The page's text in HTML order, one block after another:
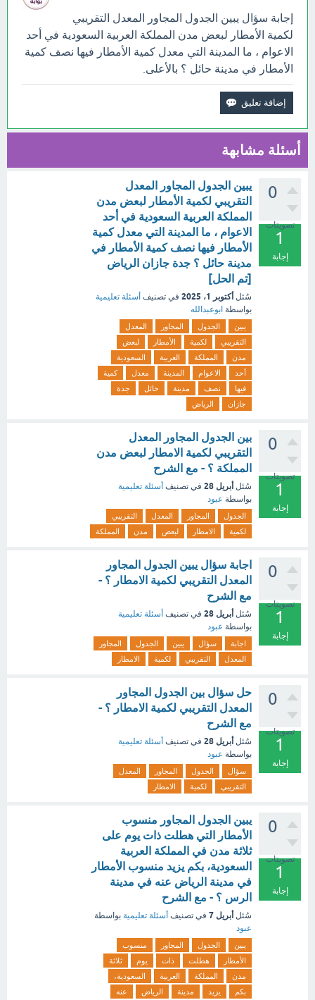
إجابة سؤال يبين الجدول المجاور المعدل التقريبي
لكمية الأمطار لبعض مدن المملكة العربية السعودية في أحد
الاعوام ، ما المدينة التي معدل كمية الأمطار فيها نصف كمية
الأمطار في مدينة حائل ؟ بالأعلى.
أسئلة مشابهة
0
تصويتات
1
إجابة
يبين الجدول المجاور المعدل
التقريبي لكمية الأمطار لبعض مدن
المملكة العربية السعودية في أحد
الاعوام ، ما المدينة التي معدل كمية
الأمطار فيها نصف كمية الأمطار في
مدينة حائل ؟ جدة جازان الرياض
[تم الحل]
سُئل أكتوبر 1، 2025 في تصنيف أسئلة تعليمية
بواسطة ابوعبدالله
يبين الجدول المجاور
المعدل
التقريبي
لكمية الأمطار
لبعض
مدن
المملكة العربية
السعودية
أحد
الاعوام المدينة معدل
كمية
فيها
نصف مدينة حائل
جدة
جازان
الرياض
0
تصويتات
1
إجابة
بين الجدول المجاور المعدل
التقريبي لكمية الامطار لبعض مدن
المملكة ؟ - مع الشرح
سُئل أبريل 28 في تصنيف أسئلة تعليمية
بواسطة عبود
الجدول المجاور المعدل
التقريبي
لكمية
الامطار لبعض مدن المملكة
0
تصويتات
1
إجابة
اجابة سؤال يبين الجدول المجاور
المعدل التقريبي لكمية الامطار ؟ -
مع الشرح
سُئل أبريل 28 في تصنيف أسئلة تعليمية
بواسطة عبود
اجابة سؤال يبين الجدول
المجاور
المعدل
التقريبي لكمية الامطار
0
تصويتات
1
إجابة
حل سؤال بين الجدول المجاور
المعدل التقريبي لكمية الامطار ؟ -
مع الشرح
سُئل أبريل 28 في تصنيف أسئلة تعليمية
بواسطة عبود
سؤال الجدول المجاور
المعدل
التقريبي
لكمية الامطار
0
تصويتات
1
إجابة
يبين الجدول المجاور منسوب
الأمطار التي هطلت ذات يوم على
ثلاثة مدن في المملكة العربية
السعودية، بكم يزيد منسوب الأمطار
في مدينة الرياض عنه في مدينة
الرس ؟ - مع الشرح
سُئل أبريل 7 في تصنيف أسئلة تعليمية بواسطة
عبود
يبين الجدول المجاور
منسوب
الأمطار
هطلت ذات يوم
ثلاثة
مدن
المملكة العربية
السعودية،
بكم
يزيد مدينة الرياض
عنه